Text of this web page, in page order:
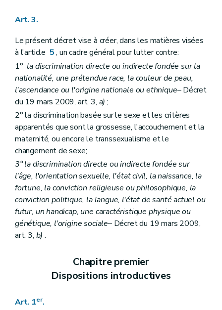
Art. 24
Art. 26
Art. 27
Dispositions pénales
Art. 22
Art. 23
Art. 24
Art. 25
Art. 26
Art. 27
Chapitre XIII Charge de la preuve
Art. 28
Art. 28
Art. 29
Chapitre XIII Charge de la preuve
Art. 28
Art. 29
Chapitre XIV Instances compétentes
Art. 30
Art. 31
Art. 32
Chapitre XIV Instances compétentes
Art. 30
Du suivi et de l'évaluation
Art. 33
Art. 33
Art. 3.
Le présent décret vise à créer, dans les matières visées
à l'article 5, un cadre général pour lutter contre:
1° la discrimination directe ou indirecte fondée sur la
nationalité, une prétendue race, la couleur de peau,
l'ascendance ou l'origine nationale ou ethnique– Décret
du 19 mars 2009, art. 3, a) ;
2° la discrimination basée sur le sexe et les critères
apparentés que sont la grossesse, l'accouchement et la
maternité, ou encore le transsexualisme et le
changement de sexe;
3° la discrimination directe ou indirecte fondée sur
l'âge, l'orientation sexuelle, l'état civil, la naissance, la
fortune, la conviction religieuse ou philosophique, la
conviction politique, la langue, l'état de santé actuel ou
futur, un handicap, une caractéristique physique ou
génétique, l'origine sociale– Décret du 19 mars 2009,
art. 3, b) .
Chapitre premier
Dispositions introductives
Art. 1er.